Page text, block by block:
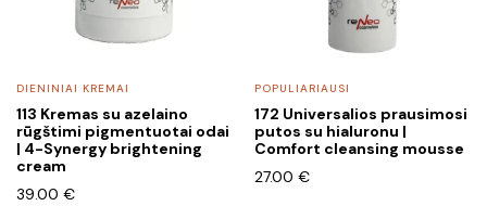
DIENINIAI KREMAI
113 Kremas su azelaino
rūgštimi pigmentuotai odai
| 4-Synergy brightening
cream
39.00 €
POPULIARIAUSI
172 Universalios prausimosi
putos su hialuronu |
Comfort cleansing mousse
27.00 €